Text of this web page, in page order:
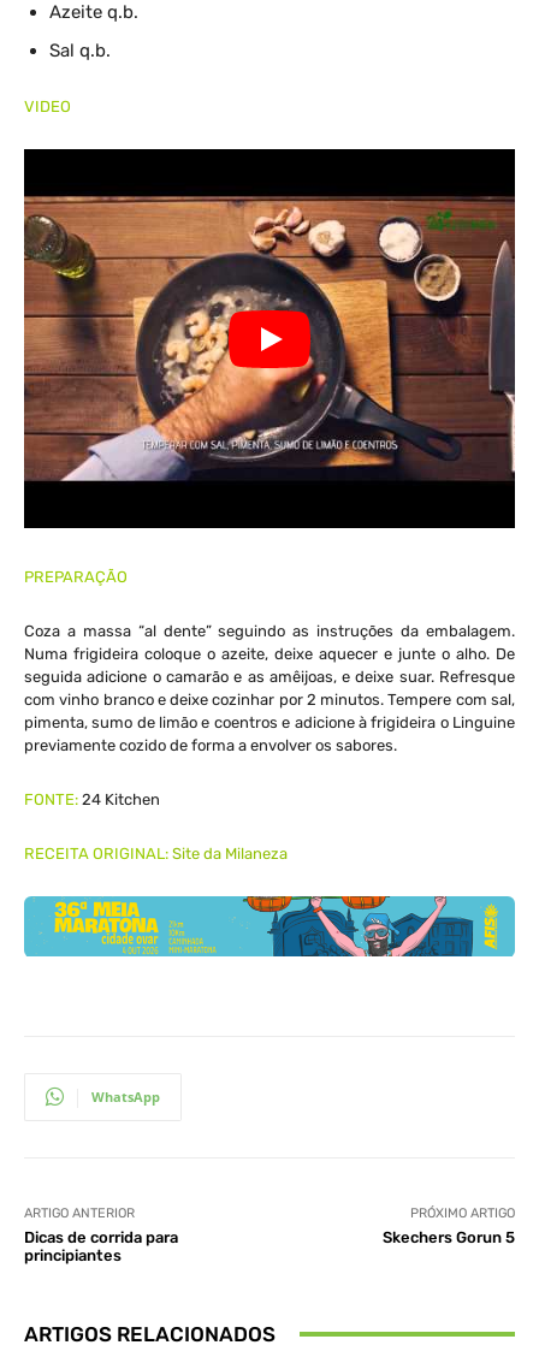
Azeite q.b.
Sal q.b.
VIDEO
PREPARAÇÃO
Coza a massa “al dente” seguindo as instruções da embalagem.
Numa frigideira coloque o azeite, deixe aquecer e junte o alho. De
seguida adicione o camarão e as amêijoas, e deixe suar. Refresque
com vinho branco e deixe cozinhar por 2 minutos. Tempere com sal,
pimenta, sumo de limão e coentros e adicione à frigideira o Linguine
previamente cozido de forma a envolver os sabores.
FONTE: 24 Kitchen
RECEITA ORIGINAL: Site da Milaneza
WhatsApp
ARTIGO ANTERIOR
Dicas de corrida para
principiantes
PRÓXIMO ARTIGO
Skechers Gorun 5
ARTIGOS RELACIONADOS